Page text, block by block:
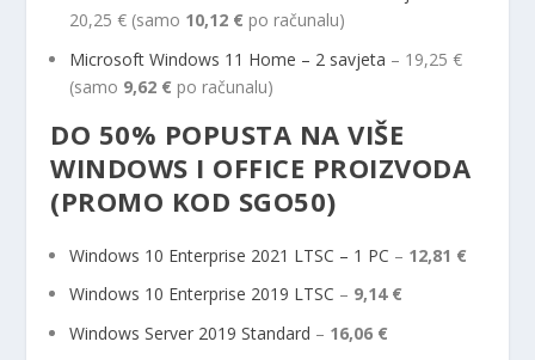
20,25 € (samo 10,12 € po računalu)
Microsoft Windows 11 Home – 2 savjeta – 19,25 €
(samo 9,62 € po računalu)
DO 50% POPUSTA NA VIŠE
WINDOWS I OFFICE PROIZVODA
(PROMO KOD SGO50)
Windows 10 Enterprise 2021 LTSC – 1 PC – 12,81 €
Windows 10 Enterprise 2019 LTSC – 9,14 €
Windows Server 2019 Standard – 16,06 €